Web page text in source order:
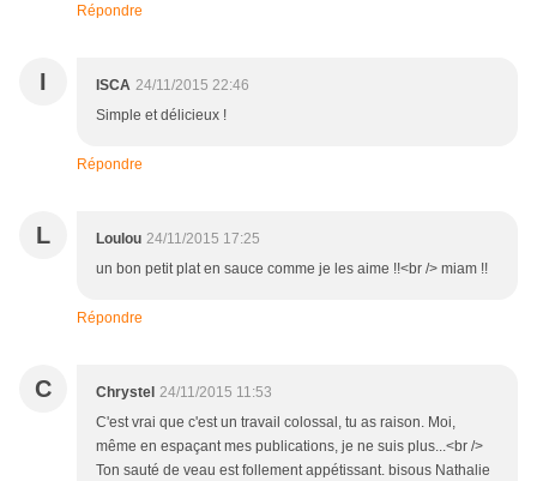
Répondre
I ISCA 24/11/2015 22:46
Simple et délicieux !
Répondre
L Loulou 24/11/2015 17:25
un bon petit plat en sauce comme je les aime !!<br /> miam !!
Répondre
C Chrystel 24/11/2015 11:53
C'est vrai que c'est un travail colossal, tu as raison. Moi,
même en espaçant mes publications, je ne suis plus...<br />
Ton sauté de veau est follement appétissant. bisous Nathalie